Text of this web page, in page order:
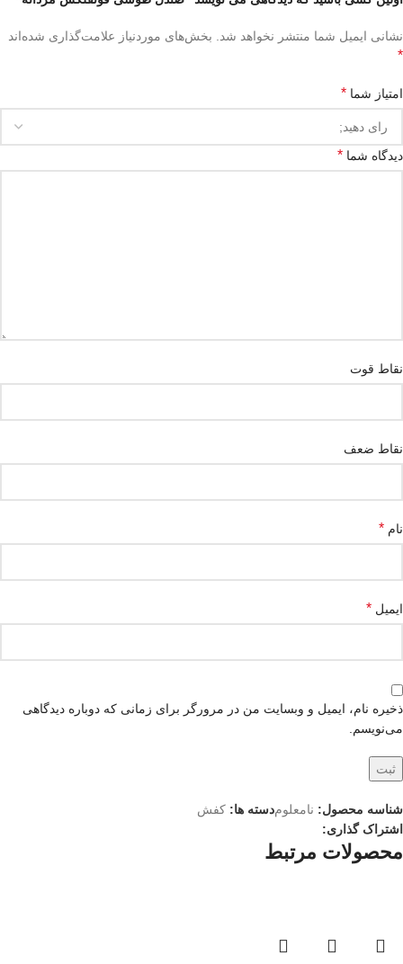
نشانی ایمیل شما منتشر نخواهد شد. بخش‌های موردنیاز علامت‌گذاری شده‌اند
*
امتیاز شما *
دیدگاه شما *
نقاط قوت
نقاط ضعف
نام *
ایمیل *
ذخیره نام، ایمیل و وبسایت من در مرورگر برای زمانی که دوباره دیدگاهی
می‌نویسم.
شناسه محصول: نامعلومدسته ها: کفش
اشتراک گذاری:
محصولات مرتبط